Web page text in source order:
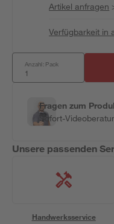
Artikel anfragen
Verfügbarkeit in
Anzahl: Pack
Fragen zum
Sofort-
Unsere passenden
Handwerksservice